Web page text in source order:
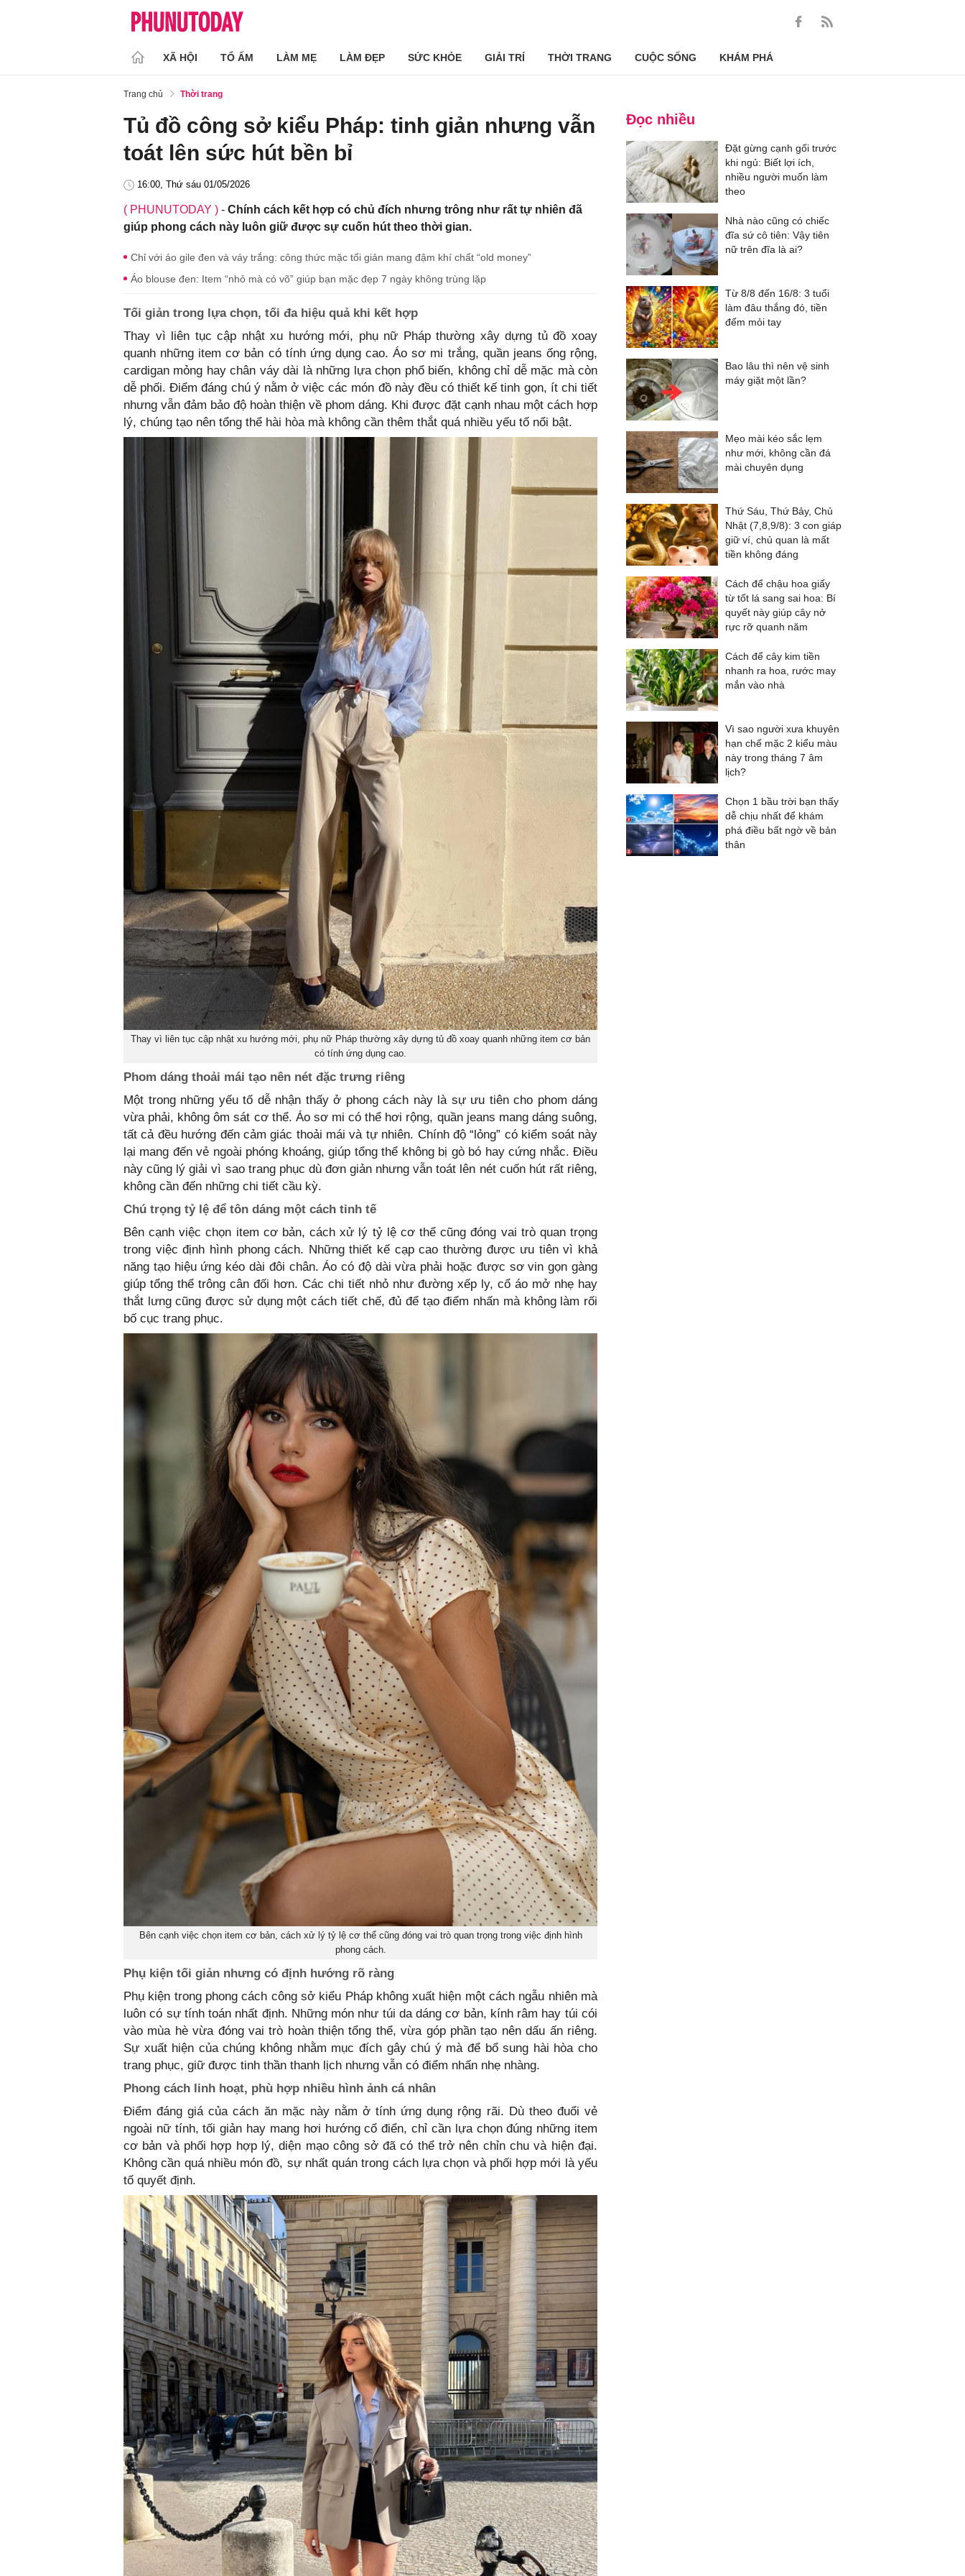
XÃ HỘI TỔ ẤM LÀM MẸ LÀM ĐẸP SỨC KHỎE GIẢI TRÍ THỜI TRANG CUỘC SỐNG KHÁM PHÁ
Trang chủ Thời trang
Tủ đồ công sở kiểu Pháp: tinh giản nhưng vẫn
toát lên sức hút bền bỉ
16:00, Thứ sáu 01/05/2026
( PHUNUTODAY ) - Chính cách kết hợp có chủ đích nhưng trông như rất tự nhiên đã
giúp phong cách này luôn giữ được sự cuốn hút theo thời gian.
Chỉ với áo gile đen và váy trắng: công thức mặc tối giản mang đậm khí chất “old money”
Áo blouse đen: Item “nhỏ mà có võ” giúp bạn mặc đẹp 7 ngày không trùng lặp
Tối giản trong lựa chọn, tối đa hiệu quả khi kết hợp
Thay vì liên tục cập nhật xu hướng mới, phụ nữ Pháp thường xây dựng tủ đồ xoay
quanh những item cơ bản có tính ứng dụng cao. Áo sơ mi trắng, quần jeans ống rộng,
cardigan mỏng hay chân váy dài là những lựa chọn phổ biến, không chỉ dễ mặc mà còn
dễ phối. Điểm đáng chú ý nằm ở việc các món đồ này đều có thiết kế tinh gọn, ít chi tiết
nhưng vẫn đảm bảo độ hoàn thiện về phom dáng. Khi được đặt cạnh nhau một cách hợp
lý, chúng tạo nên tổng thể hài hòa mà không cần thêm thắt quá nhiều yếu tố nổi bật.
Thay vì liên tục cập nhật xu hướng mới, phụ nữ Pháp thường xây dựng tủ đồ xoay quanh những item cơ bản
có tính ứng dụng cao.
Phom dáng thoải mái tạo nên nét đặc trưng riêng
Một trong những yếu tố dễ nhận thấy ở phong cách này là sự ưu tiên cho phom dáng
vừa phải, không ôm sát cơ thể. Áo sơ mi có thể hơi rộng, quần jeans mang dáng suông,
tất cả đều hướng đến cảm giác thoải mái và tự nhiên. Chính độ “lỏng” có kiểm soát này
lại mang đến vẻ ngoài phóng khoáng, giúp tổng thể không bị gò bó hay cứng nhắc. Điều
này cũng lý giải vì sao trang phục dù đơn giản nhưng vẫn toát lên nét cuốn hút rất riêng,
không cần đến những chi tiết cầu kỳ.
Chú trọng tỷ lệ để tôn dáng một cách tinh tế
Bên cạnh việc chọn item cơ bản, cách xử lý tỷ lệ cơ thể cũng đóng vai trò quan trọng
trong việc định hình phong cách. Những thiết kế cạp cao thường được ưu tiên vì khả
năng tạo hiệu ứng kéo dài đôi chân. Áo có độ dài vừa phải hoặc được sơ vin gọn gàng
giúp tổng thể trông cân đối hơn. Các chi tiết nhỏ như đường xếp ly, cổ áo mở nhẹ hay
thắt lưng cũng được sử dụng một cách tiết chế, đủ để tạo điểm nhấn mà không làm rối
bố cục trang phục.
Bên cạnh việc chọn item cơ bản, cách xử lý tỷ lệ cơ thể cũng đóng vai trò quan trọng trong việc định hình
phong cách.
Phụ kiện tối giản nhưng có định hướng rõ ràng
Phụ kiện trong phong cách công sở kiểu Pháp không xuất hiện một cách ngẫu nhiên mà
luôn có sự tính toán nhất định. Những món như túi da dáng cơ bản, kính râm hay túi cói
vào mùa hè vừa đóng vai trò hoàn thiện tổng thể, vừa góp phần tạo nên dấu ấn riêng.
Sự xuất hiện của chúng không nhằm mục đích gây chú ý mà để bổ sung hài hòa cho
trang phục, giữ được tinh thần thanh lịch nhưng vẫn có điểm nhấn nhẹ nhàng.
Phong cách linh hoạt, phù hợp nhiều hình ảnh cá nhân
Điểm đáng giá của cách ăn mặc này nằm ở tính ứng dụng rộng rãi. Dù theo đuổi vẻ
ngoài nữ tính, tối giản hay mang hơi hướng cổ điển, chỉ cần lựa chọn đúng những item
cơ bản và phối hợp hợp lý, diện mạo công sở đã có thể trở nên chỉn chu và hiện đại.
Không cần quá nhiều món đồ, sự nhất quán trong cách lựa chọn và phối hợp mới là yếu
tố quyết định.
Đọc nhiều
Đặt gừng cạnh gối trước
khi ngủ: Biết lợi ích,
nhiều người muốn làm
theo
Nhà nào cũng có chiếc
đĩa sứ cô tiên: Vậy tiên
nữ trên đĩa là ai?
Từ 8/8 đến 16/8: 3 tuổi
làm đâu thắng đó, tiền
đếm mỏi tay
Bao lâu thì nên vệ sinh
máy giặt một lần?
Mẹo mài kéo sắc lẹm
như mới, không cần đá
mài chuyên dụng
Thứ Sáu, Thứ Bảy, Chủ
Nhật (7,8,9/8): 3 con giáp
giữ ví, chủ quan là mất
tiền không đáng
Cách để chậu hoa giấy
từ tốt lá sang sai hoa: Bí
quyết này giúp cây nở
rực rỡ quanh năm
Cách để cây kim tiền
nhanh ra hoa, rước may
mắn vào nhà
Vì sao người xưa khuyên
hạn chế mặc 2 kiểu màu
này trong tháng 7 âm
lịch?
Chọn 1 bầu trời bạn thấy
dễ chịu nhất để khám
phá điều bất ngờ về bản
thân